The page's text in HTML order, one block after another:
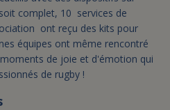
complet, 10 services de
ont reçu des kits pour
équipes ont même rencontré
de joie et d'émotion qui
de rugby !